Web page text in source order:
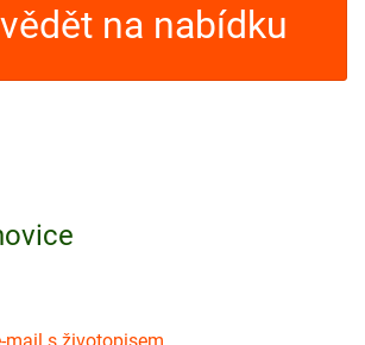
na nabídku
mail s životopisem